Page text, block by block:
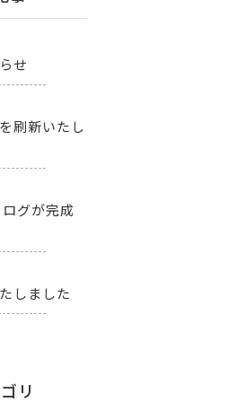
せ
刷新いたし
グが完成
しました
リ